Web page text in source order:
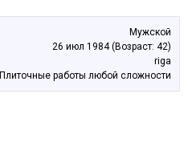
Мужской
26 июл 1984 (Возраст: 42)
riga
Плиточные работы любой сложности